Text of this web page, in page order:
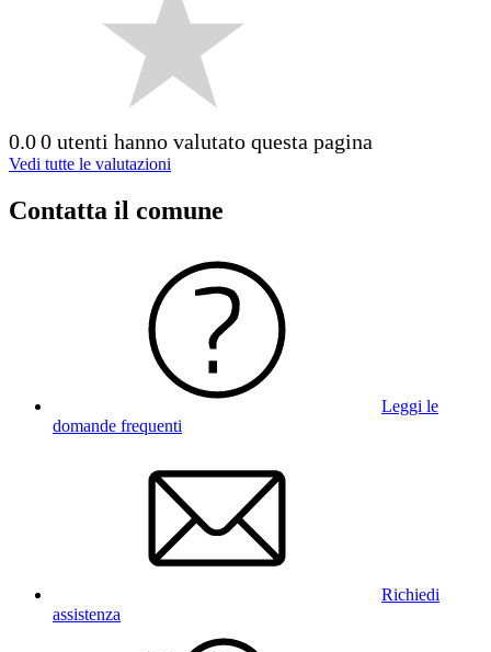
0.00 utenti hanno valutato questa pagina
Vedi tutte le valutazioni
Contatta il comune
Leggi le
domande frequenti
Richiedi
assistenza